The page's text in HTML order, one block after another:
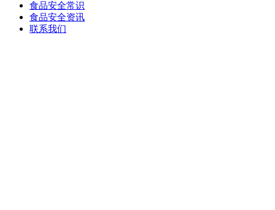
食品安全常识
食品安全资讯
联系我们